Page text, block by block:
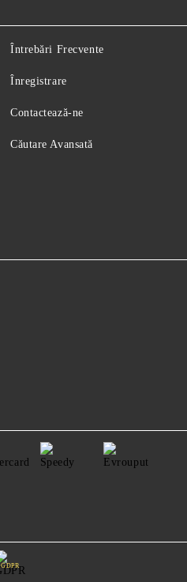
Întrebări Frecvente
Înregistrare
Contactează-ne
Căutare Avansată
GDPR